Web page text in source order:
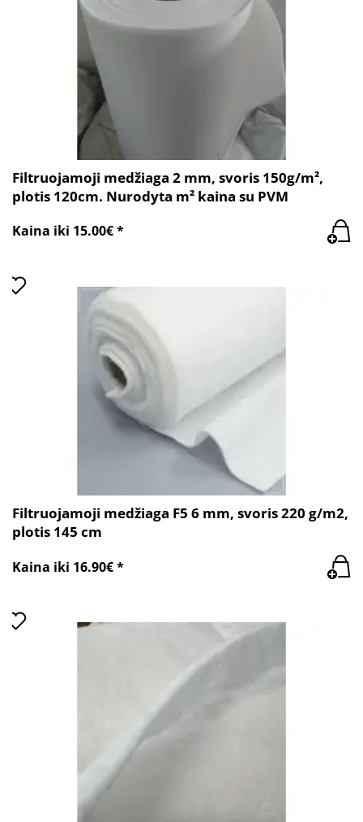
Filtruojamoji medžiaga 2 mm, svoris 150g/m²,
plotis 120cm. Nurodyta m² kaina su PVM
Kaina iki 15.00€ *
Filtruojamoji medžiaga F5 6 mm, svoris 220 g/m2,
plotis 145 cm
Kaina iki 16.90€ *